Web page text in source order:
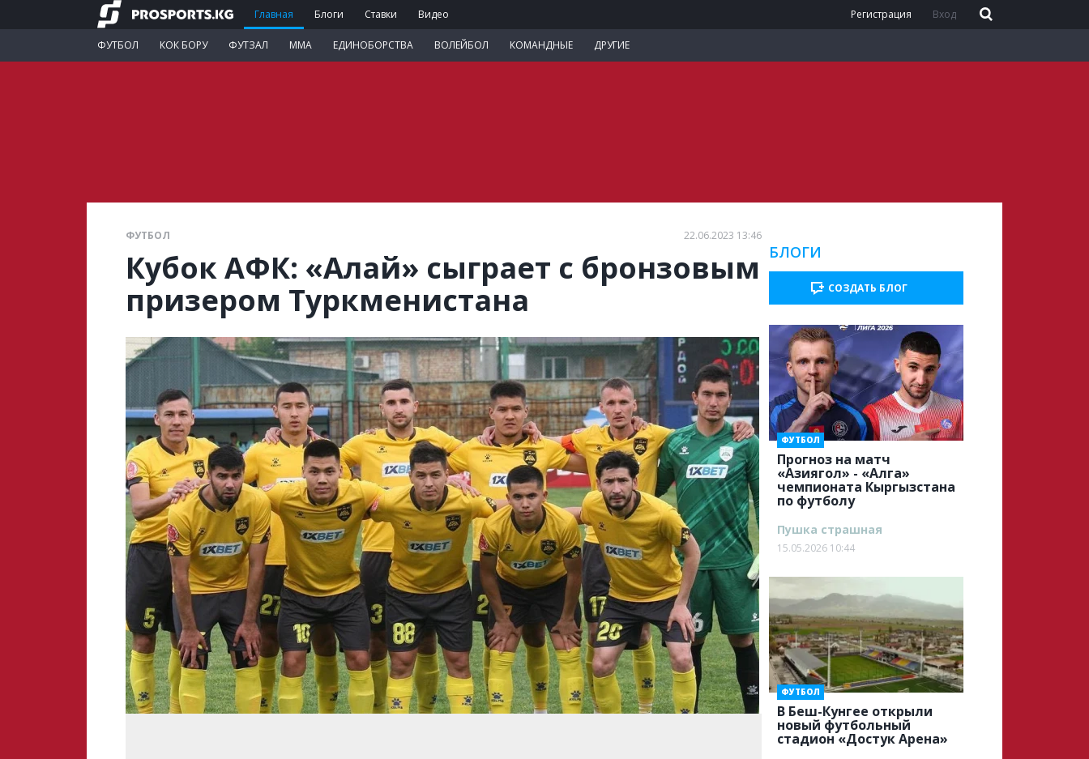
Главная Блоги Ставки Видео
ФУТБОЛ КОК БОРУ ФУТЗАЛ ММА ЕДИНОБОРСТВА ВОЛЕЙБОЛ КОМАНДНЫЕ ДРУГИЕ
Регистрация Вход
ФУТБОЛ 22.06.2023 13:46
Кубок АФК: «Алай» сыграет с бронзовым
призером Туркменистана
БЛОГИ
СОЗДАТЬ БЛОГ
Прогноз на матч
«Азиягол» - «Алга»
чемпионата Кыргызстана
по футболу
ФУТБОЛ
Пушка страшная
15.05.2026 10:44
В Беш-Кунгее открыли
новый футбольный
стадион «Достук Арена»
ФУТБОЛ